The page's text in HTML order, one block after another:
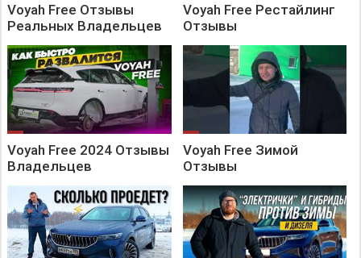
Voyah Free Отзывы
Реальных Владельцев
Voyah Free Рестайлинг
Отзывы
Voyah Free 2024 Отзывы
Владельцев
Voyah Free Зимой
Отзывы